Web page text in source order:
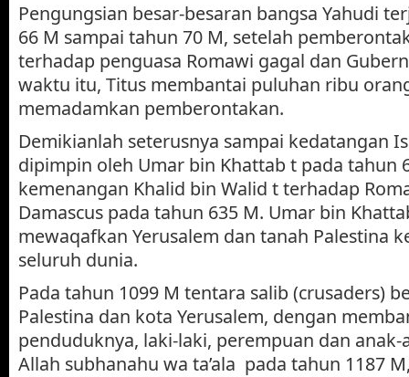
Pengungsian besar-besaran bangsa Yahudi
66 M sampai tahun 70 M, setelah
terhadap penguasa Romawi gagal dan
waktu itu, Titus membantai puluhan ribu
memadamkan pemberontakan.
Demikianlah seterusnya sampai kedatangan
dipimpin oleh Umar bin Khattab t pada tahun
kemenangan Khalid bin Walid t terhadap
Damascus pada tahun 635 M. Umar bin
mewaqafkan Yerusalem dan tanah Palestina
seluruh dunia.
Pada tahun 1099 M tentara salib (crusaders)
Palestina dan kota Yerusalem, dengan
penduduknya, laki-laki, perempuan dan anak-
Allah subhanahu wa ta’ala pada tahun 1187